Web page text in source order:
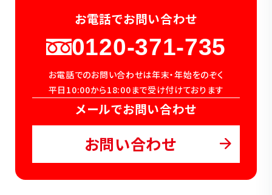
お電話でお問い合わせ
0120-371-735
お電話でのお問い合わせは年末・年始をのぞく
平日10:00から18:00まで受け付けております
メールでお問い合わせ
お問い合わせ